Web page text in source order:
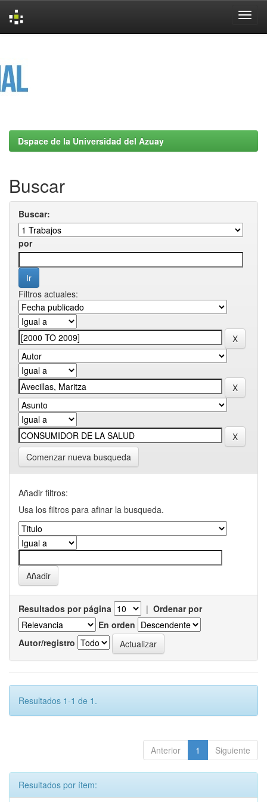
Dspace de la Universidad del Azuay
Buscar
Buscar:
por
Filtros actuales:
Comenzar nueva busqueda
Añadir filtros:
Usa los filtros para afinar la busqueda.
Resultados por página | Ordenar por
En orden
Autor/registro
Resultados 1-1 de 1.
Anterior 1 Siguiente
Resultados por ítem: